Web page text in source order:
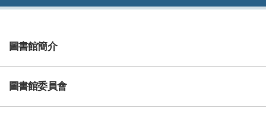
圖書館簡介
圖書館委員會